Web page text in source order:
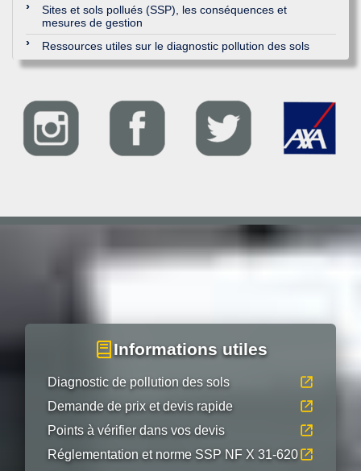
Sites et sols pollués (SSP), les conséquences et
mesures de gestion
Ressources utiles sur le diagnostic pollution des sols
Informations utiles
Diagnostic de pollution des sols
Demande de prix et devis rapide
Points à vérifier dans vos devis
Réglementation et norme SSP NF X 31-620